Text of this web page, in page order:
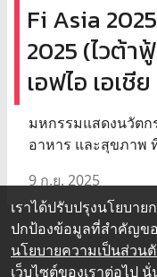
Fi Asia
2025 (ไวต้า
เอฟไอ เอเชี
มหกรรมแสดงนวัต
อาหาร และสุขภาพ
9 ก.ย. 2025
เราได้ปรับปรุงนโยบา
ปกป้องข้อมูลที่สำคัญข
นโยบายความเป็นส่วน
เว็บไซต์ของเราต่อไป